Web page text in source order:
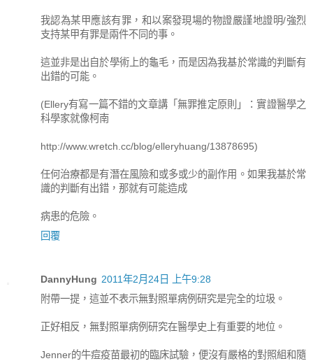
我認為某甲應該有罪，和以案發現場的物證嚴謹地證明/強烈
支持某甲有罪是兩件不同的事。
這並非是出自於學術上的龜毛，而是因為我基於常識的判斷有
出錯的可能。
(Ellery有寫一篇不錯的文章講「無罪推定原則」：實證醫學之
科學家就像柯南
http://www.wretch.cc/blog/elleryhuang/13878695)
任何治療都是有潛在風險和或多或少的副作用。如果我基於常
識的判斷有出錯，那就有可能造成
病患的危險。
回覆
DannyHung 2011年2月24日 上午9:28
附帶一提，這並不表示無對照單病例研究是完全的垃圾。
正好相反，無對照單病例研究在醫學史上有重要的地位。
Jenner的牛痘疫苗最初的臨床試驗，便沒有嚴格的對照組和隨